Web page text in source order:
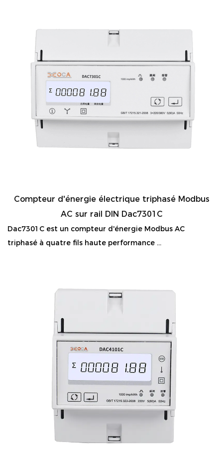
Compteur d'énergie électrique triphasé Modbus
AC sur rail DIN Dac7301C
Dac7301C est un compteur d'énergie Modbus AC
triphasé à quatre fils haute performance ...